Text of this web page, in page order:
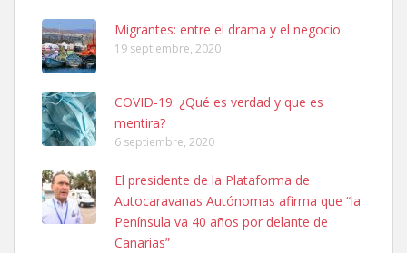
Leales.org » Gran Canaria
SHIBA PERDIDO AVDA JOSE MESA Y LOPEZ
PERRO MACHO RAZA SHIBA CON MICROCHIP PERDIDO HOY
06/07/2025 ZONA MESA Y LOPEZ. ES MUY ASUSTADIZO
Leales.org » Gran Canaria
6.7.2025
Migrantes: entre el drama y el negocio
19 septiembre, 2020
COVID-19: ¿Qué es verdad y que es
mentira?
6 septiembre, 2020
El presidente de la Plataforma de
Autocaravanas Autónomas afirma que “la
Península va 40 años por delante de
Canarias”